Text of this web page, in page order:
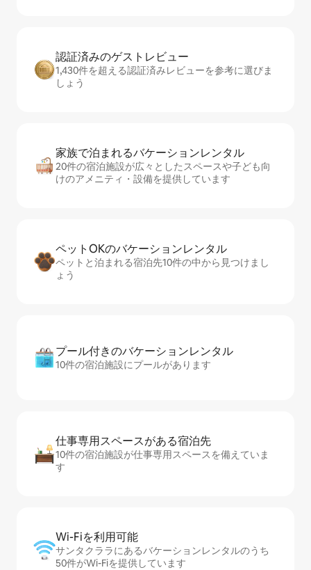
認証済みのゲ⁠ス⁠ト⁠レ⁠ビ⁠ュ⁠ー
1,430件を超える認証済みレビューを参考に選びま
しょう
家族で泊まれるバ⁠ケ⁠ー⁠シ⁠ョ⁠ンレ⁠ン⁠タ⁠ル
20件の宿泊施設が広々としたスペースや子ども向
けのアメニティ・設備を提供しています
ペットOKのバ⁠ケ⁠ー⁠シ⁠ョ⁠ンレ⁠ン⁠タ⁠ル
ペットと泊まれる宿泊先10件の中から見つけまし
ょう
プール付きのバ⁠ケ⁠ー⁠シ⁠ョ⁠ンレ⁠ン⁠タ⁠ル
10件の宿泊施設にプールがあります
仕事専用ス⁠ペ⁠ー⁠スがあ⁠る宿⁠泊⁠先
10件の宿泊施設が仕事専用スペースを備えていま
す
Wi-Fiを利⁠用⁠可⁠能
サンタクララにあるバケーションレンタルのうち
50件がWi-Fiを提供しています